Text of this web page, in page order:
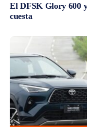
El DFSK Glory 600
cuesta